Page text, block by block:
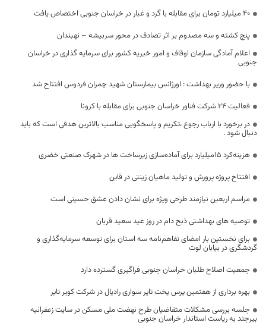
۴۰ میلیارد تومان برای مقابله با گرد و غبار در خراسان جنوبی اختصاص یافت
پنج کشته و سه مصدوم بر اثر تصادف در محور سربیشه – نهبندان
اعلام آمادگی سازمان اوقاف و امور خیریه کشور برای سرمایه گذاری در خراسان
جنوبی
با حضور وزیر بهداشت : اورژانس بیمارستان شهید چمران فردوس افتتاح شد
فعالیت ۲۴ شرکت فناور خراسان جنوبی برای مقابله با کرونا
در برخورد با ارباب رجوع ،تکریم و پاسخگویی مناسب بالاترین هدفی است که باید
دنبال شود .
هزینه‌کرد ۱۵میلیارد برای آماده‌سازی زیرساخت ها در شهرک صنعتی خضری
افتتاح پروژه پرورش و تولید ماهیان زینتی در قاین
مراسم اربعین نیازمند طرحی ویژه برای نشان دادن عشق حسینی است
توصیه های بهداشتی ذبح دام در روز عید سعید قربان
برای نخستین بار امضای تفاهم‌نامه سه استان برای توسعه سرمایه‌گذاری و
گردشگری در بیابان لوت
جمعیت اصلاح طلبان خراسان جنوبی فراگیری گسترده دارد
بهره برداری از هفتمین پرس پخت تایر سواری رادیال در شرکت کویر تایر
جلسه بررسی مشکلات متقاضیان طرح نهضت ملی مسکن در سایت زعفرانیه
بیرجند به ریاست استاندار خراسان جنوبی